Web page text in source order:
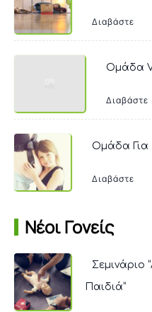
Διαβάστε
Ομάδα
Διαβάστε
Ομάδα Για
Διαβάστε
Νέοι Γονείς
Σεμινάριο
Παιδιά”